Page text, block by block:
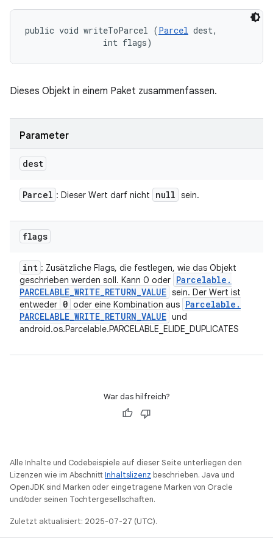
public void writeToParcel (Parcel dest,
                int flags)
Dieses Objekt in einem Paket zusammenfassen.
Parameter
dest
Parcel : Dieser Wert darf nicht null sein.
flags
int : Zusätzliche Flags, die festlegen, wie das Objekt
geschrieben werden soll. Kann 0 oder Parcelable .
PARCELABLE_WRITE_RETURN_VALUE sein. Der Wert ist
entweder 0 oder eine Kombination aus Parcelable .
PARCELABLE_WRITE_RETURN_VALUE und
android.os.Parcelable.PARCELABLE_ELIDE_DUPLICATES
War das hilfreich?
Alle Inhalte und Codebeispiele auf dieser Seite unterliegen den
Lizenzen wie im AbschnittInhaltslizenz beschrieben. Java und
OpenJDK sind Marken oder eingetragene Marken von Oracle
und/oder seinen Tochtergesellschaften.
Zuletzt aktualisiert: 2025-07-27 (UTC).